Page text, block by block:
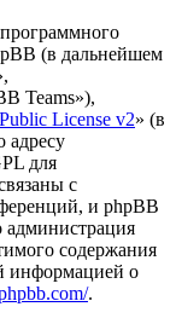
(в дальнейшем
Teams»),
License v2» (в
адресу
для
с
и phpBB
администрация
содержания
информацией о
.